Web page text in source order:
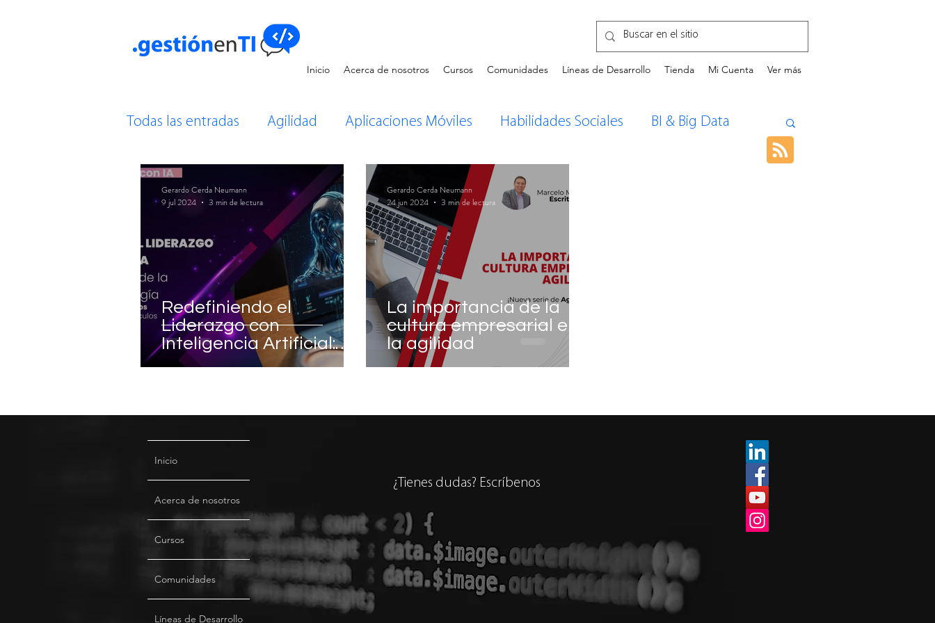
Inicio Acerca de nosotros Cursos Comunidades Líneas de Desarrollo Tienda Mi Cuenta Ver más
Todas las entradas Agilidad Aplicaciones Móviles Habilidades Sociales BI & Big Data
Gestión de Proyectos Innovación Empresarial Tecnología
Bases de Datos Comentarios de Libros GestionEnTI.com
Redefiniendo el
Liderazgo con
Inteligencia Artificial:
Más Allá de la
Gerardo Cerda Neumann
9 jul 2024
3 min de lectura
La importancia de la
cultura empresarial en
la agilidad
Gerardo Cerda Neumann
24 jun 2024
3 min de lectura
Inicio
Acerca de nosotros
Cursos
Comunidades
Líneas de Desarrollo
¿Tienes dudas? Escríbenos